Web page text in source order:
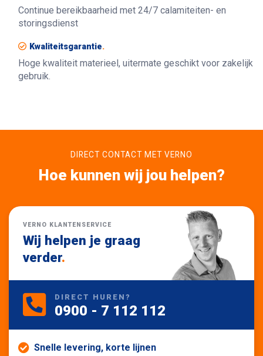
Continue bereikbaarheid met 24/7 calamiteiten- en
storingsdienst
Kwaliteitsgarantie.
Hoge kwaliteit materieel, uitermate geschikt voor zakelijk
gebruik.
DIRECT CONTACT MET VERNO
Hoe kunnen wij jou helpen?
VERNO KLANTENSERVICE
Wij helpen je graag
verder.
DIRECT HUREN?
0900 - 7 112 112
Snelle levering, korte lijnen